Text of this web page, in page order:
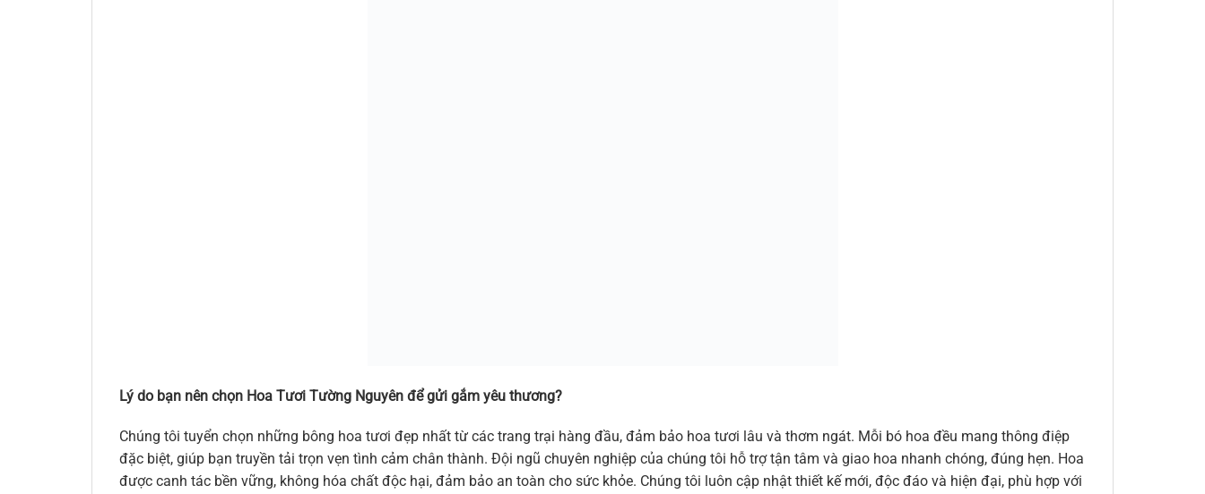
Lý do bạn nên chọn Hoa Tươi Tường Nguyên để gửi gắm yêu thương?
Chúng tôi tuyển chọn những bông hoa tươi đẹp nhất từ các trang trại hàng đầu, đảm bảo hoa tươi lâu và thơm ngát. Mỗi bó hoa đều mang thông điệp
đặc biệt, giúp bạn truyền tải trọn vẹn tình cảm chân thành. Đội ngũ chuyên nghiệp của chúng tôi hỗ trợ tận tâm và giao hoa nhanh chóng, đúng hẹn. Hoa
được canh tác bền vững, không hóa chất độc hại, đảm bảo an toàn cho sức khỏe. Chúng tôi luôn cập nhật thiết kế mới, độc đáo và hiện đại, phù hợp với